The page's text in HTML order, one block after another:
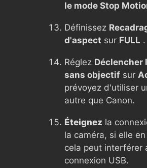
le mode Stop
Définissez
d'aspect sur FULL .
Réglez
sans objectif sur
prévoyez d'utiliser
autre que Canon.
Éteignez la
la caméra, si elle
cela peut interférer
connexion USB.